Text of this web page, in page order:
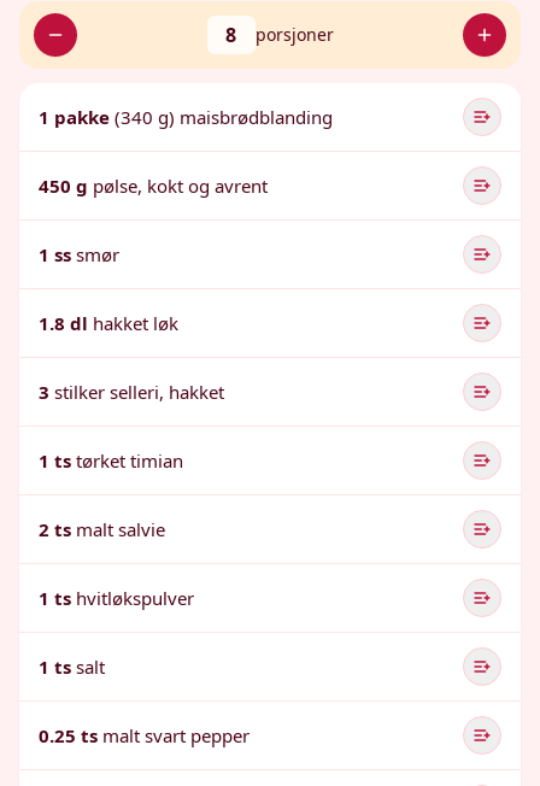
8 porsjoner
1 pakke (340 g) maisbrødblanding
450 g pølse, kokt og avrent
1 ss smør
1.8 dl hakket løk
3 stilker selleri, hakket
1 ts tørket timian
2 ts malt salvie
1 ts hvitløkspulver
1 ts salt
0.25 ts malt svart pepper